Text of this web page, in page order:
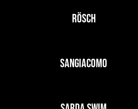
RÖSCH
SANGIACOMO